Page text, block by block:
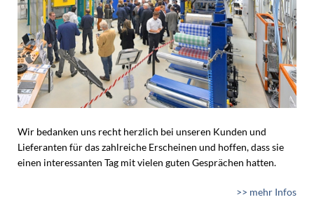
Wir bedanken uns recht herzlich bei unseren Kunden und
Lieferanten für das zahlreiche Erscheinen und hoffen, dass sie
einen interessanten Tag mit vielen guten Gesprächen hatten.
>> mehr Infos